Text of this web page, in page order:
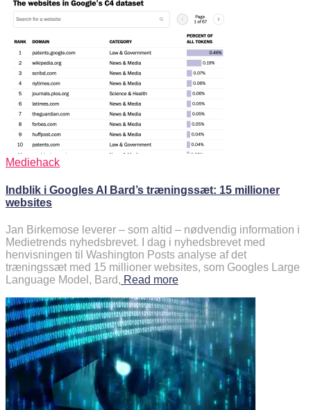
Mediehack
Indblik i Googles AI Bard’s træningssæt: 15 millioner
websites
Jan Birkemose leverer – som altid – nødvendig information i
Medietrends nyhedsbrevet. I dag i nyhedsbrevet med
henvisningen til Washington Posts analyse af det
træningssæt med 15 millioner websites, som Googles Large
Language Model, Bard, Read more